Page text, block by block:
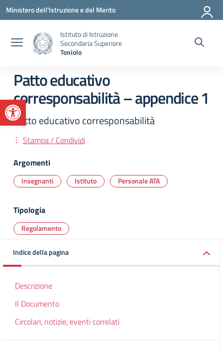
Apri la barra degli strumenti
Vai ai contenuti
Vai al menu di navigazione
Vai al footer
Ministero dell'Istruzione e del Merito
Istituto di Istruzione
Secondaria Superiore
Toniolo
Patto educativo
corresponsabilità – appendice 1
Patto educativo corresponsabilità
Stampa / Condividi
Argomenti
Insegnanti Istituto Personale ATA
Tipologia
Regolamento
Indice della pagina
Descrizione
Il Documento
Circolari, notizie, eventi correlati